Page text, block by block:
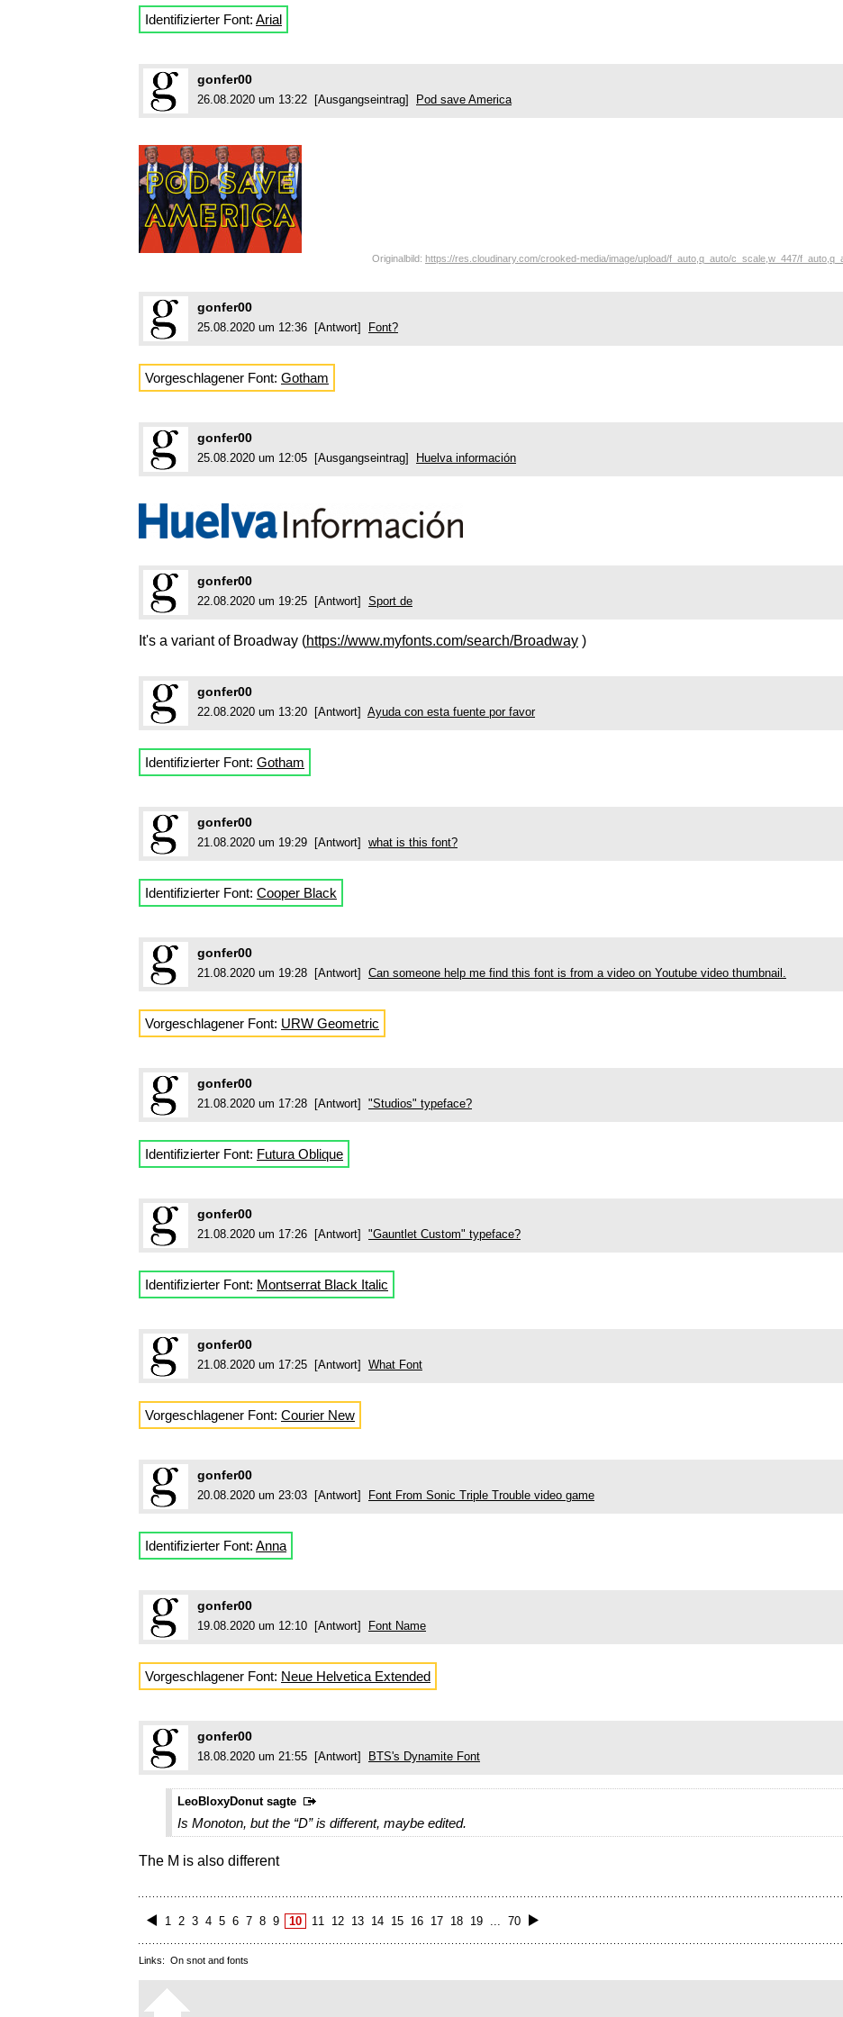
Identifizierter Font: Arial
gonfer00
26.08.2020 um 13:22 [Ausgangseintrag] Pod save America
Originalbild: https://res.cloudinary.com/crooked-media/image/upload/f_auto,q_auto/c_scale,w_447/
gonfer00
25.08.2020 um 12:36 [Antwort] Font?
Vorgeschlagener Font: Gotham
gonfer00
25.08.2020 um 12:05 [Ausgangseintrag] Huelva información
gonfer00
22.08.2020 um 19:25 [Antwort] Sport de
It's a variant of Broadway (https://www.myfonts.com/search/Broadway )
gonfer00
22.08.2020 um 13:20 [Antwort] Ayuda con esta fuente por favor
Identifizierter Font: Gotham
gonfer00
21.08.2020 um 19:29 [Antwort] what is this font?
Identifizierter Font: Cooper Black
gonfer00
21.08.2020 um 19:28 [Antwort] Can someone help me find this font is from a video on Youtube video thumbnail.
Vorgeschlagener Font: URW Geometric
gonfer00
21.08.2020 um 17:28 [Antwort] "Studios" typeface?
Identifizierter Font: Futura Oblique
gonfer00
21.08.2020 um 17:26 [Antwort] "Gauntlet Custom" typeface?
Identifizierter Font: Montserrat Black Italic
gonfer00
21.08.2020 um 17:25 [Antwort] What Font
Vorgeschlagener Font: Courier New
gonfer00
20.08.2020 um 23:03 [Antwort] Font From Sonic Triple Trouble video game
Identifizierter Font: Anna
gonfer00
19.08.2020 um 12:10 [Antwort] Font Name
Vorgeschlagener Font: Neue Helvetica Extended
gonfer00
18.08.2020 um 21:55 [Antwort] BTS's Dynamite Font
LeoBloxyDonut sagte
Is Monoton, but the “D” is different, maybe edited.
The M is also different
1 2 3 4 5 6 7 8 9 10 11 12 13 14 15 16 17 18 19 ... 70
Links: On snot and fonts